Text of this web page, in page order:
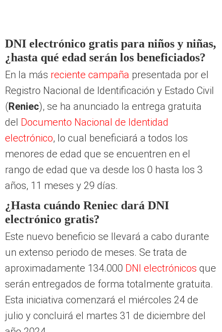
DNI electrónico gratis para niños y niñas,
¿hasta qué edad serán los beneficiados?
En la más reciente campaña presentada por el
Registro Nacional de Identificación y Estado Civil
(Reniec), se ha anunciado la entrega gratuita
del Documento Nacional de Identidad
electrónico, lo cual beneficiará a todos los
menores de edad que se encuentren en el
rango de edad que va desde los 0 hasta los 3
años, 11 meses y 29 días.
¿Hasta cuándo Reniec dará DNI
electrónico gratis?
Este nuevo beneficio se llevará a cabo durante
un extenso periodo de meses. Se trata de
aproximadamente 134.000 DNI electrónicos que
serán entregados de forma totalmente gratuita.
Esta iniciativa comenzará el miércoles 24 de
julio y concluirá el martes 31 de diciembre del